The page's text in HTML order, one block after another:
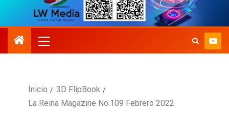
Inicio
3D FlipBook
La Reina Magazine No.109 Febrero 2022